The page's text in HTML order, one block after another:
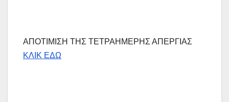
ΑΠΟΤΙΜΙΣΗ ΤΗΣ ΤΕΤΡΑΗΜΕΡΗΣ ΑΠΕΡΓΙΑΣ
ΚΛΙΚ ΕΔΩ